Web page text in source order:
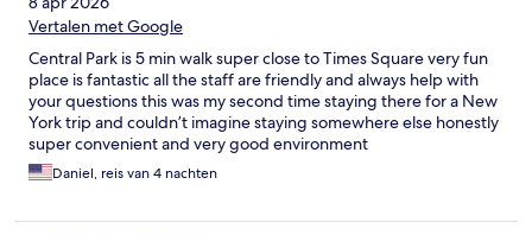
Vertalen met Google
Central Park is 5 min walk super close to Times Square very fun
place is fantastic all the staff are friendly and always help with
your questions this was my second time staying there for a New
York trip and couldn’t imagine staying somewhere else honestly
super convenient and very good environment
Daniel, reis van 4 nachten